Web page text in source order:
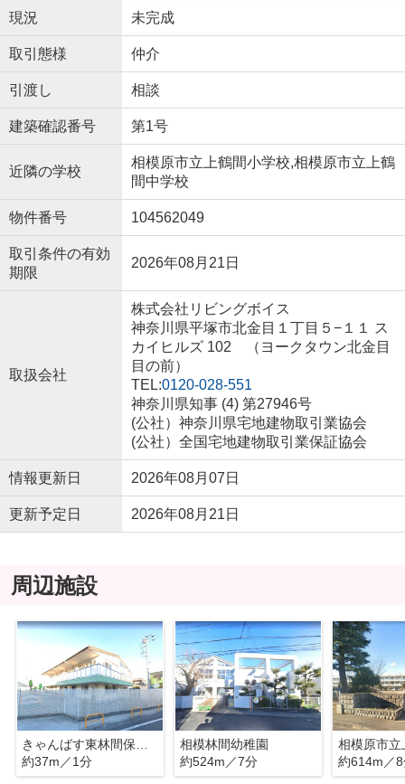
現況 未完成
取引態様 仲介
引渡し 相談
建築確認番号 第1号
近隣の学校
相模原市立上鶴間小学校,相模原市立上鶴
間中学校
物件番号 104562049
取引条件の有効
期限
2026年08月21日
取扱会社
株式会社リビングボイス
神奈川県平塚市北金目１丁目５−１１ ス
カイヒルズ 102 （ヨークタウン北金目
目の前）
TEL:0120-028-551
神奈川県知事 (4) 第27946号
(公社）神奈川県宅地建物取引業協会
(公社）全国宅地建物取引業保証協会
情報更新日 2026年08月07日
更新予定日 2026年08月21日
周辺施設
約37m／1分
相模林間幼稚園
約524m／7分
約614m／